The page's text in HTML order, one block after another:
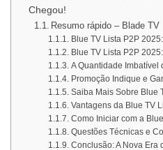
Chegou!
Resumo rápido – Blade TV
Blue TV Lista P2P
Blue TV Lista P2P
A Quantidade Imbatível
Promoção Indique e
Saiba Mais Sobre Blue
Vantagens da Blue TV
Como Iniciar com a
Questões Técnicas e
Conclusão: A Nova Era